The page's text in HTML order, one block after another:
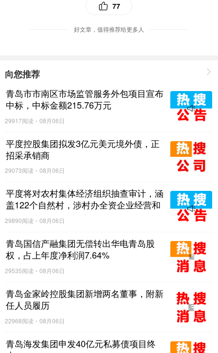
77
好文章，值得推荐给更多人
向您推荐
青岛市市南区市场监管服务外包项目宣布
中标，中标金额215.76万元
29917阅读 08月06日
平度控股集团拟发3亿元美元境外债，正
招采承销商
29073阅读 08月06日
平度将对农村集体经济组织抽查审计，涵
盖122个自然村，涉村办全资企业经营和
与村集体资金往来等情况
29890阅读 08月06日
青岛国信产融集团无偿转出华电青岛股
权，占上年度净利润7.64%
29535阅读 08月06日
青岛金家岭控股集团新增两名董事，附新
任人员履历
22968阅读 08月06日
青岛海发集团申发40亿元私募债项目终